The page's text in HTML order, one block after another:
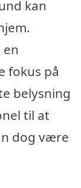
kan
en
fokus på
belysning
til at
dog være